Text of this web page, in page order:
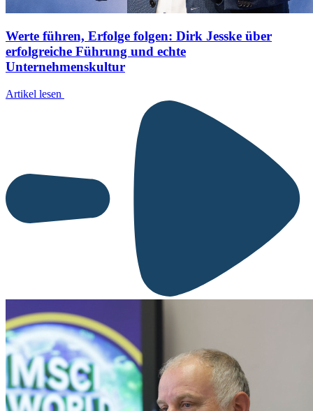
Werte führen, Erfolge folgen: Dirk Jesske über
erfolgreiche Führung und echte
Unternehmenskultur
Artikel lesen